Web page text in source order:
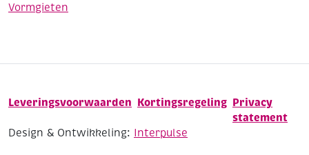
Vormgieten
Leveringsvoorwaarden Kortingsregeling Privacy
statement
Design & Ontwikkeling: Interpulse